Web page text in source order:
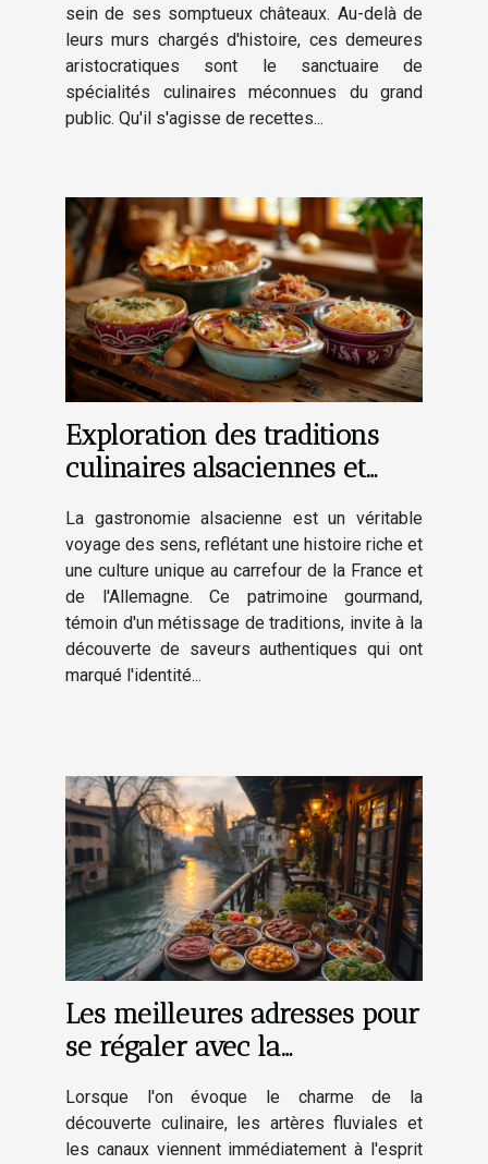
sein de ses somptueux châteaux. Au-delà de
leurs murs chargés d'histoire, ces demeures
aristocratiques sont le sanctuaire de
spécialités culinaires méconnues du grand
public. Qu'il s'agisse de recettes...
Exploration des traditions
culinaires alsaciennes et
La gastronomie alsacienne est un véritable
voyage des sens, reflétant une histoire riche et
une culture unique au carrefour de la France et
de l'Allemagne. Ce patrimoine gourmand,
témoin d'un métissage de traditions, invite à la
découverte de saveurs authentiques qui ont
marqué l'identité...
Les meilleures adresses pour
se régaler avec la
canal
Lorsque l'on évoque le charme de la
découverte culinaire, les artères fluviales et
les canaux viennent immédiatement à l'esprit